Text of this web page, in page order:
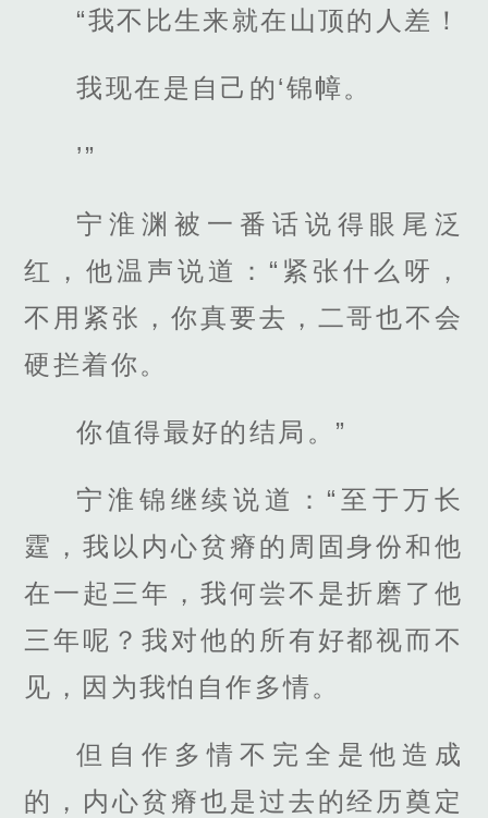
“我不比生来就在山顶的人差！
我现在是自己的‘锦幛。
’”
宁淮渊被一番话说得眼尾泛
红，他温声说道：“紧张什么呀，
不用紧张，你真要去，二哥也不会
硬拦着你。
你值得最好的结局。”
宁淮锦继续说道：“至于万长
霆，我以内心贫瘠的周固身份和他
在一起三年，我何尝不是折磨了他
三年呢？我对他的所有好都视而不
见，因为我怕自作多情。
但自作多情不完全是他造成
的，内心贫瘠也是过去的经历奠定